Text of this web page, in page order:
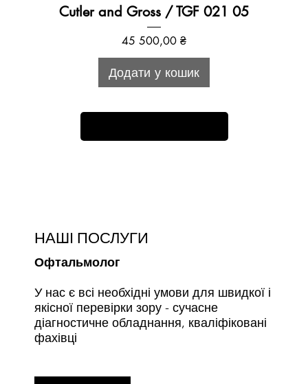
Cutler and Gross / TGF 021 05
Ціна
45 500,00 ₴
Додати у кошик
НАШІ ПОСЛУГИ
Офтальмолог
У нас є всі необхідні умови для швидкої і
якісної перевірки зору - сучасне
діагностичне обладнання, кваліфіковані
фахівці